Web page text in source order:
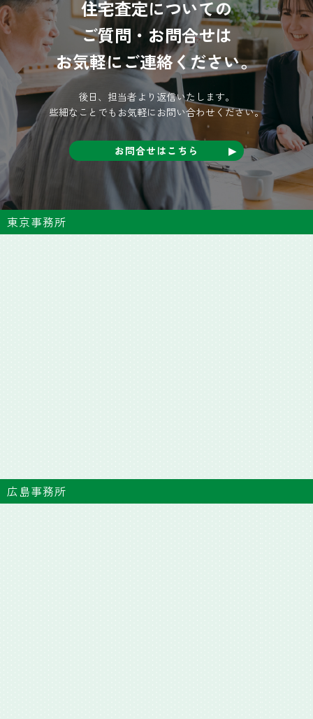
住宅査定についての
ご質問・お問合せは
お気軽にご連絡ください。
後日、担当者より返信いたします。
些細なことでもお気軽にお問い合わせください。
お問合せはこちら
東京事務所
広島事務所